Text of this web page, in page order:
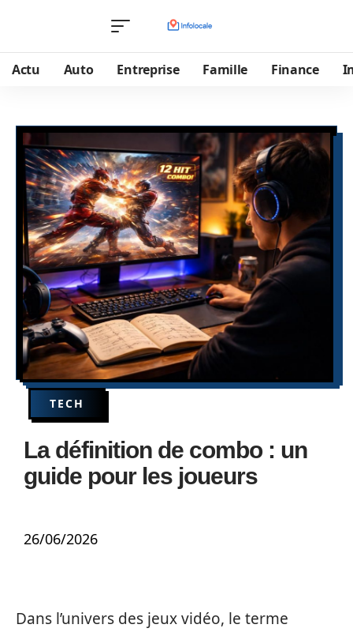
Actu Auto Entreprise Famille Finance
TECH
La définition de combo : un
guide pour les joueurs
26/06/2026
Dans l’univers des jeux vidéo, le terme